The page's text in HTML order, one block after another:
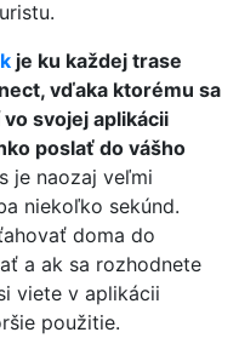
je ku každej trase
vďaka ktorému sa
svojej aplikácii
poslať do vášho
je naozaj veľmi
niekoľko sekúnd.
doma do
a ak sa rozhodnete
viete v aplikácii
použitie.